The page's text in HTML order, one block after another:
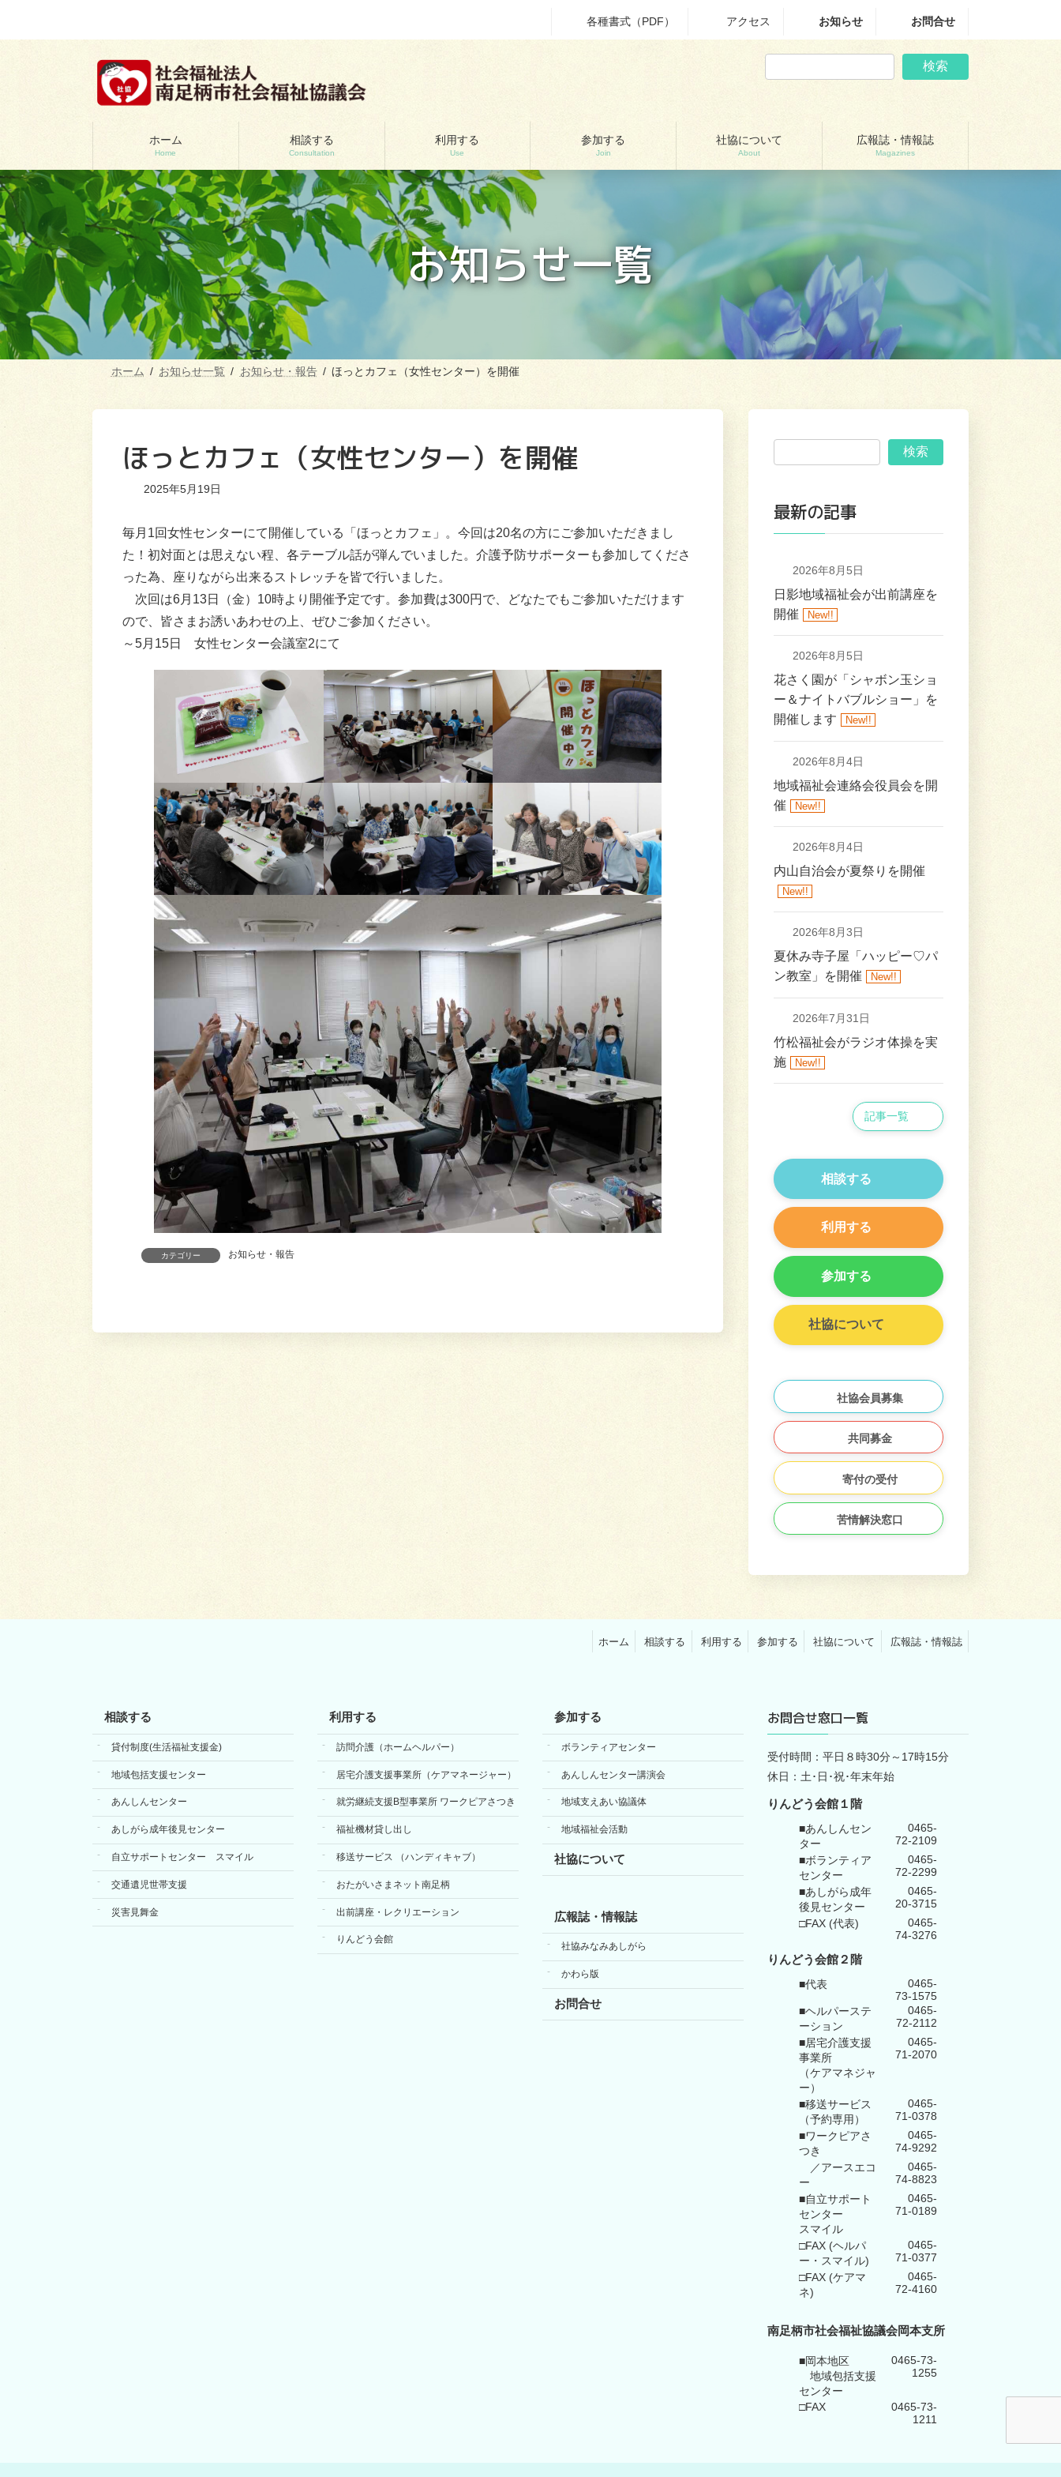
テ
ゲ
各種書式（PDF） アクセス お知らせ お問合せ
検索
ホーム
Home
相談する
Consultation
利用する
Use
参加する
Join
社協について
About
広報誌・情報誌
Magazines
お知らせ一覧
ホーム お知らせ一覧 お知らせ・報告 ほっとカフェ（女性センター）を開催
ほっとカフェ（女性センター）を開催
2025年5月19日
毎月1回女性センターにて開催している「ほっとカフェ」。今回は20名の方にご参加いただきまし
た！初対面とは思えない程、各テーブル話が弾んでいました。介護予防サポーターも参加してくださ
った為、座りながら出来るストレッチを皆で行いました。
次回は6月13日（金）10時より開催予定です。参加費は300円で、どなたでもご参加いただけます
ので、皆さまお誘いあわせの上、ぜひご参加ください。
～5月15日 女性センター会議室2にて
カテゴリー お知らせ・報告
検索
最新の記事
2026年8月5日
日影地域福祉会が出前講座を
開催
New!!
2026年8月5日
花さく園が「シャボン玉ショ
ー＆ナイトバブルショー」を
開催します
New!!
2026年8月4日
地域福祉会連絡会役員会を開
催
New!!
2026年8月4日
内山自治会が夏祭りを開催
New!!
2026年8月3日
夏休み寺子屋「ハッピー♡パ
ン教室」を開催
New!!
2026年7月31日
竹松福祉会がラジオ体操を実
施
New!!
記事一覧
相談する
利用する
参加する
社協について
社協会員募集
共同募金
寄付の受付
苦情解決窓口
ホーム 相談する 利用する 参加する 社協について 広報誌・情報誌
相談する
貸付制度(生活福祉支援金)
地域包括支援センター
あんしんセンター
あしがら成年後見センター
自立サポートセンター スマイル
交通遺児世帯支援
災害見舞金
利用する
訪問介護（ホームヘルパー）
居宅介護支援事業所（ケアマネージャー）
就労継続支援B型事業所 ワークピアさつき
福祉機材貸し出し
移送サービス （ハンディキャブ）
おたがいさまネット南足柄
出前講座・レクリエーション
りんどう会館
参加する
ボランティアセンター
あんしんセンター講演会
地域支えあい協議体
地域福祉会活動
社協について
広報誌・情報誌
社協みなみあしがら
かわら版
お問合せ
お問合せ窓口一覧
受付時間：平日８時30分～17時15分
休日：土･日･祝･年末年始
りんどう会館１階
■あんしんセン
ター
0465-
72-2109
■ボランティア
センター
0465-
72-2299
■あしがら成年
後見センター
0465-
20-3715
□FAX (代表)
0465-
74-3276
りんどう会館 ２階
■代表
0465-
73-1575
■ヘルパーステ
ーション
0465-
72-2112
■居宅介護支援
事業所
（ケアマネジャ
ー）
0465-
71-2070
■移送サービス
（予約専用）
0465-
71-0378
■ワークピアさ
つき
0465-
74-9292
／アースエコ
ー
0465-
74-8823
■自立サポート
センター
スマイル
0465-
71-0189
□FAX (ヘルパ
ー・スマイル)
0465-
71-0377
□FAX (ケアマ
ネ)
0465-
72-4160
南足柄市社会福祉協議会岡本支所
■岡本地区
地域包括支援
センター
0465-73-
1255
□FAX
0465-73-
1211